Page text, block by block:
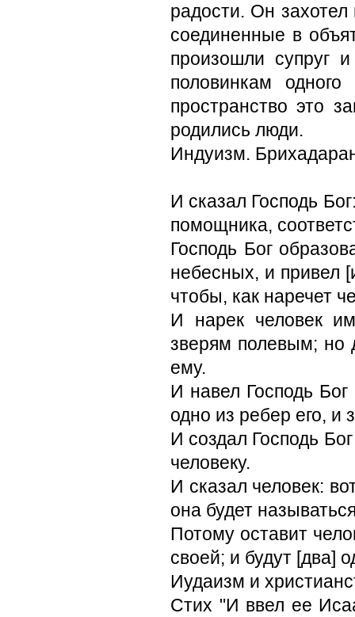
радости. Он
соединенные в
произошли супруг
половинкам
пространство это
родились люди.
Индуизм.
И сказал Господь
помощника,
Господь Бог
небесных, и привел
чтобы, как наречет
И нарек человек
зверям полевым; но
ему.
И навел Господь Бог
одно из ребер его, и
И создал Господь
человеку.
И сказал человек:
она будет
Потому оставит
своей; и будут [два]
Иудаизм и
Стих "И ввел ее